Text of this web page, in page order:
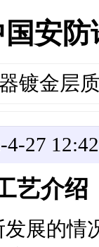
国安
镀金层
27
艺介绍
展的情